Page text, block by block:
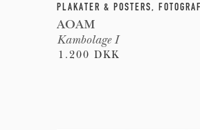
PLAKATER & POSTERS, FOTOGRAFI
AOAM
Kambolage I
1.200 DKK